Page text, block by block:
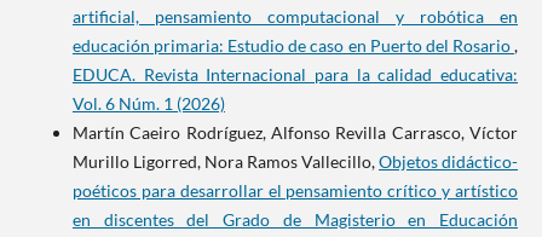
artificial, pensamiento computacional y robótica en
educación primaria: Estudio de caso en Puerto del Rosario,
EDUCA. Revista Internacional para la calidad educativa:
Vol. 6 Núm. 1 (2026)
Martín Caeiro Rodríguez, Alfonso Revilla Carrasco, Víctor
Murillo Ligorred, Nora Ramos Vallecillo,Objetos didáctico-
poéticos para desarrollar el pensamiento crítico y artístico
en discentes del Grado de Magisterio en Educación